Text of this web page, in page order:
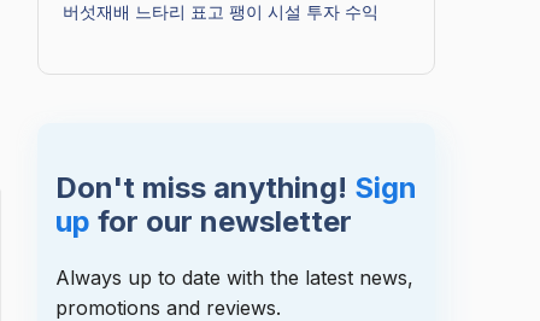
버섯재배 느타리 표고 팽이 시설 투자 수익
Don't miss anything! Sign
up for our newsletter
Always up to date with the latest news,
promotions and reviews.